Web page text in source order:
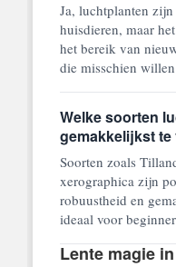
Ja, luchtplanten
huisdieren, maar
het bereik van
die misschien
Welke soorten
gemakkelijkst
Soorten zoals
xerographica zijn
robuustheid en
ideaal voor
Lente magie